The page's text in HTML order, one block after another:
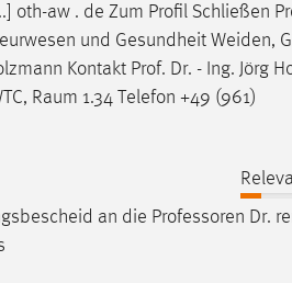
aw . de Zum Profil Schließen
und Gesundheit Weiden,
Kontakt Prof. Dr. - Ing. Jörg
Raum 1.34 Telefon +49 (961)
an die Professoren Dr.